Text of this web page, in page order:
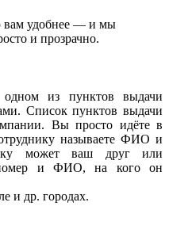
вам удобнее — и мы
и прозрачно.
из пунктов выдачи
Список пунктов выдачи
Вы просто идёте в
называете ФИО и
может ваш друг или
номер и ФИО, на кого он
и др. городах.